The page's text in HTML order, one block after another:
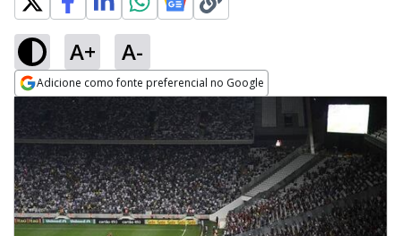
A+ A-
Adicione como fonte preferencial no Google
Opens in new window